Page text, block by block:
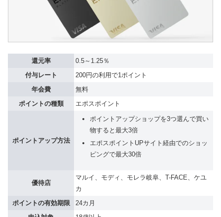
還元率
0.5～1.25％
付与レート
200円の利用で1ポイント
年会費
無料
ポイントの種類
エポスポイント
ポイントアップ方法
ポイントアップショップを3つ選んで買い
物すると最大3倍
エポスポイントUPサイト経由でのショッ
ピングで最大30倍
優待店
マルイ、モディ、モレラ岐阜、T-FACE、ケユ
カ
ポイントの有効期限
24カ月